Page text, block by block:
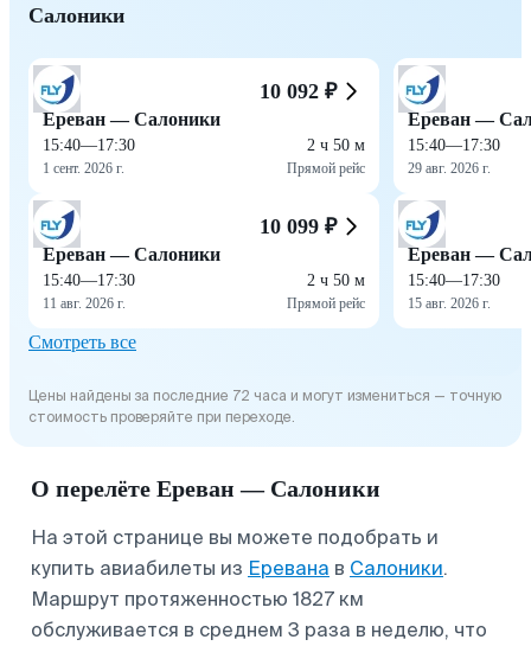
Салоники
10 092 ₽
Ереван — Салоники
15:40—17:30
1 сент. 2026 г.
2 ч 50 м
Прямой рейс
10 099 ₽
Ереван — Салоники
15:40—17:30
11 авг. 2026 г.
2 ч 50 м
Прямой рейс
Ереван —
15:40—17:30
29 авг. 2026 г.
Ереван —
15:40—17:30
15 авг. 2026 г.
Смотреть все
Цены найдены за последние 72 часа и могут измениться — точную
стоимость проверяйте при переходе.
О перелёте Ереван — Салоники
На этой странице вы можете подобрать и
купить авиабилеты из Еревана в Салоники.
Маршрут протяженностью 1827 км
обслуживается в среднем 3 раза в неделю, что